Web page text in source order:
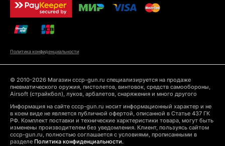
Политика конфиденциальности
© 2010-2026 Магазин cccp-gun.ru специализируется на продаже
пневматического оружия, пистолетов, винтовок, средств самообороны,
Airsoft (страйкбол), луков, арбалетов, снаряжения и много другого
Информация на сайте cccp-gun.ru носит информационный характер и не
в коем виде не является публичной офертой, описанной в Статье 437 ГК
РФ. Комплект поставки и технические харктеристики товара, могут быть
изменены производителем без уведомления. Клиент, пользуясь сайтом
cccp-gun.ru, полностью соглашается с условиями, прописанными в
разделе Политика конфиденциальности.